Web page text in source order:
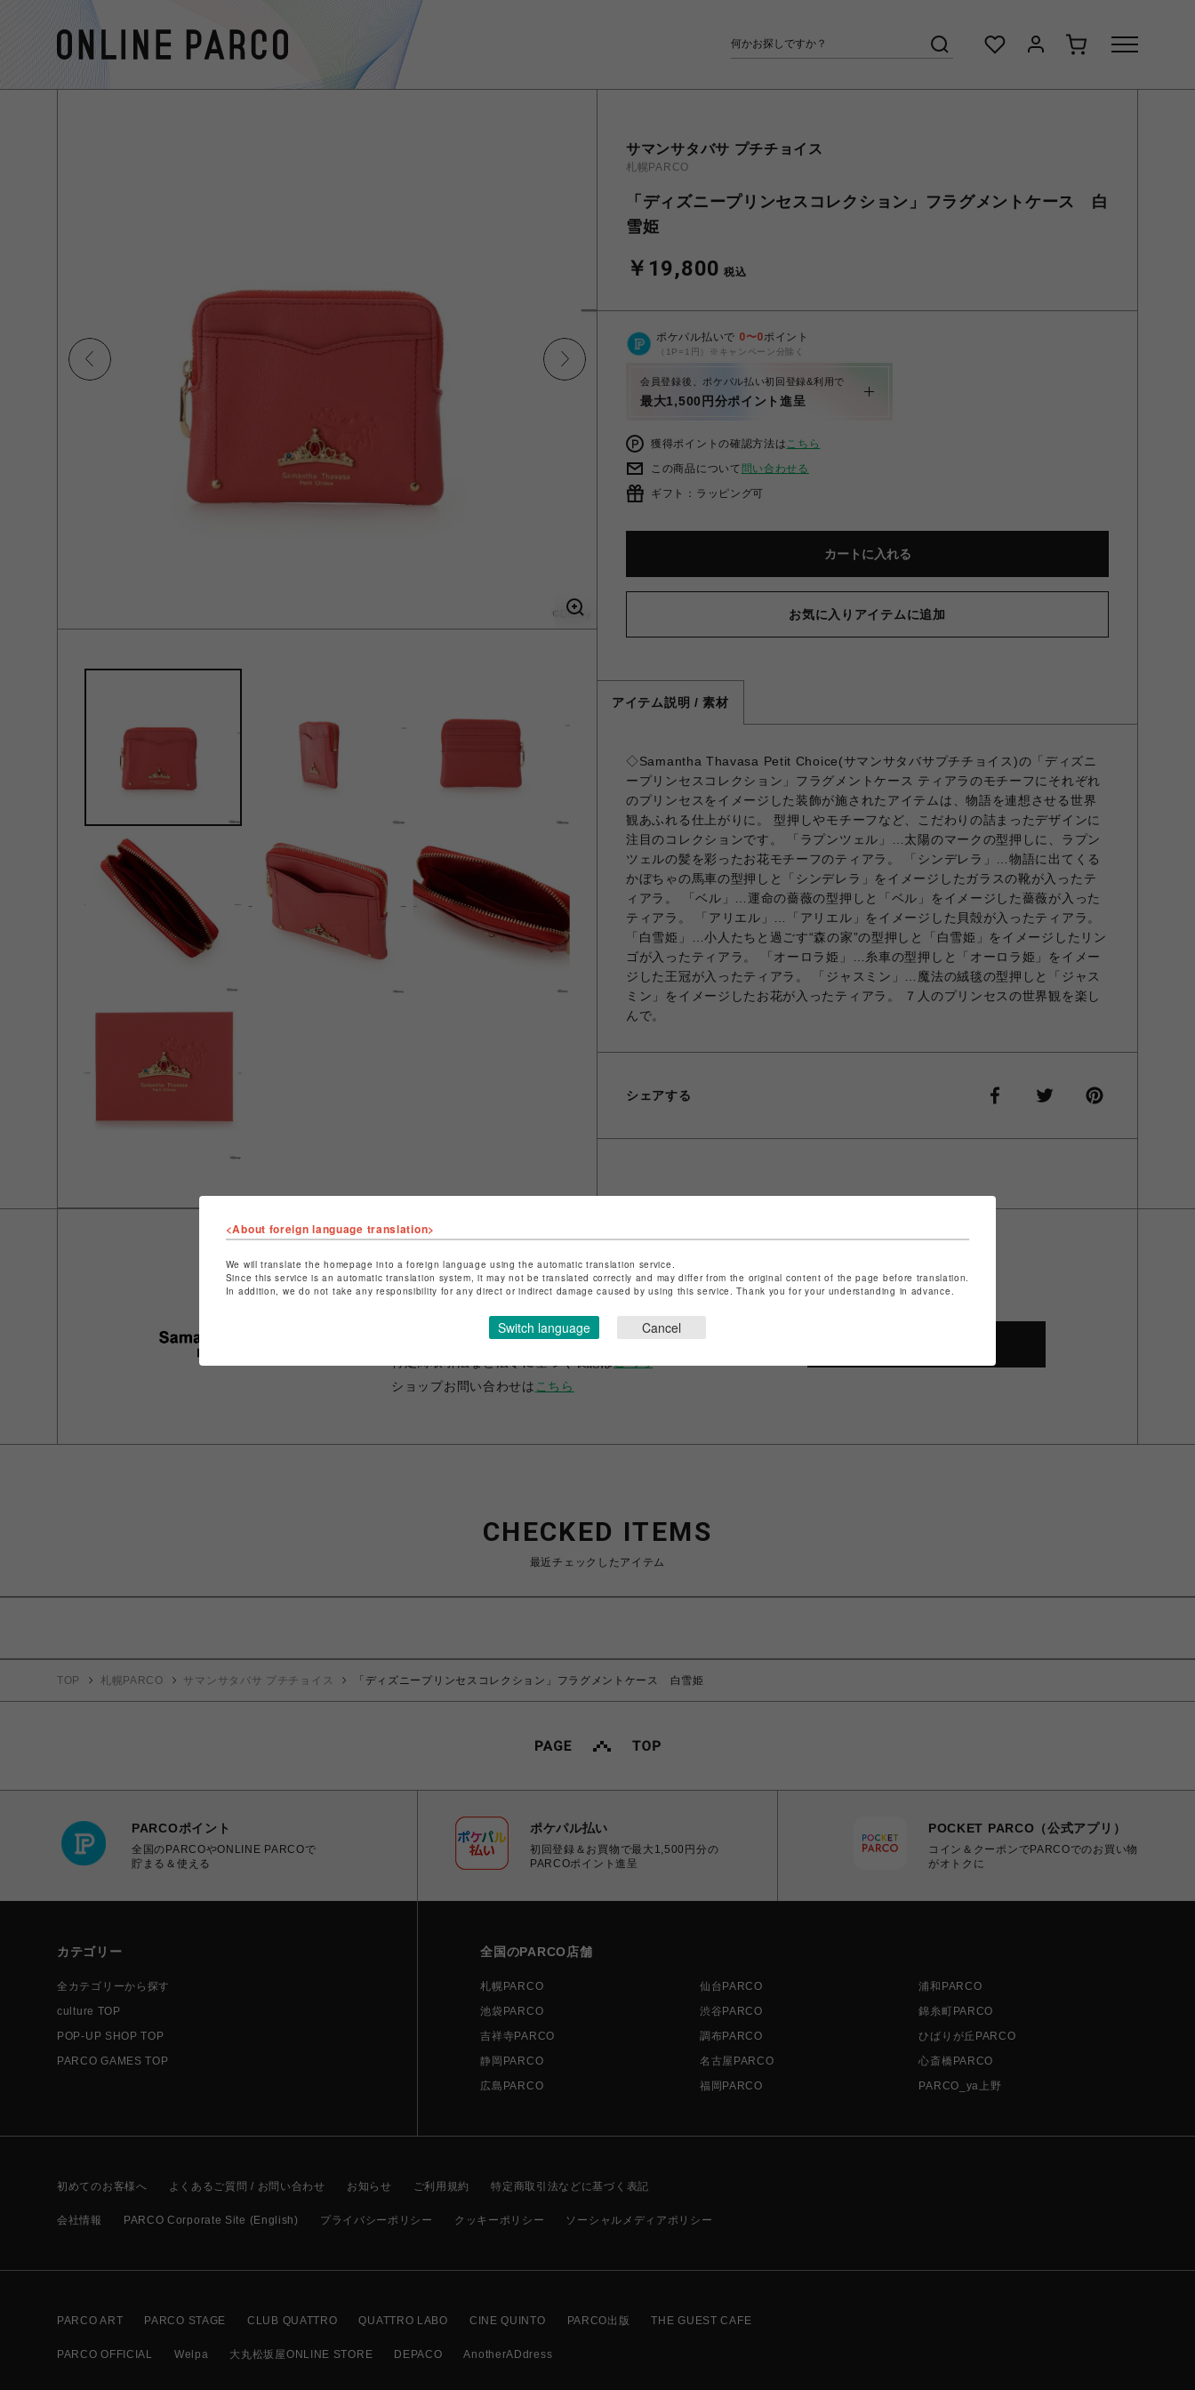
サマンサタバサ プチチョイス
札幌PARCO
「ディズニープリンセスコレクション」フラグメントケース 白
雪姫
￥19,800 税込
ポケパル払いで 0〜0ポイント
（1P=1円）※キャンペーン分除く
会員登録後、ポケパル払い初回登録&利用で
最大1,500円分ポイント進呈
獲得ポイントの確認方法はこちら
この商品について 問い合わせる
ギフト：ラッピング可
カートに入れる
お気に入りアイテムに追加
アイテム説明 / 素材
◇Samantha Thavasa Petit Choice(サマンサタバサプチチョイス)の「ディズニ
ープリンセスコレクション」フラグメントケース ティアラのモチーフにそれぞれ
のプリンセスをイメージした装飾が施されたアイテムは、物語を連想させる世界
観あふれる仕上がりに。 型押しやモチーフなど、こだわりの詰まったデザインに
注目のコレクションです。 「ラプンツェル」…太陽のマークの型押しに、ラプン
ツェルの髪を彩ったお花モチーフのティアラ。 「シンデレラ」…物語に出てくる
かぼちゃの馬車の型押しと「シンデレラ」をイメージしたガラスの靴が入ったテ
ィアラ。 「ベル」…運命の薔薇の型押しと「ベル」をイメージした薔薇が入った
ティアラ。 「アリエル」…「アリエル」をイメージした貝殻が入ったティアラ。
「白雪姫」…小人たちと過ごす“森の家”の型押しと「白雪姫」をイメージしたリン
ゴが入ったティアラ。 「オーロラ姫」…糸車の型押しと「オーロラ姫」をイメー
ジした王冠が入ったティアラ。 「ジャスミン」…魔法の絨毯の型押しと「ジャス
ミン」をイメージしたお花が入ったティアラ。 ７人のプリンセスの世界観を楽し
んで。
シェアする
札幌PARCO
ショップお問い合わせは こちら
CHECKED ITEMS
最近チェックしたアイテム
TOP 札幌PARCO サマンサタバサ プチチョイス 「ディズニープリンセスコレクション」フラグメントケース 白雪姫
PARCOポイント
全国のPARCOやONLINE PARCOで
貯まる＆使える
ポケパル払い
初回登録＆お買物で最大1,500円分の
PARCOポイント進呈
POCKET PARCO（公式アプリ）
コイン＆クーポンでPARCOでのお買い物
がオトクに
カテゴリー
全カテゴリーから探す
culture TOP
POP-UP SHOP TOP
PARCO GAMES TOP
全国のPARCO店舗
札幌PARCO 仙台PARCO
浦和PARCO
池袋PARCO
渋谷PARCO
錦糸町PARCO
吉祥寺PARCO
調布PARCO
ひばりが丘PARCO
静岡PARCO
名古屋PARCO
心斎橋PARCO
広島PARCO
福岡PARCO PARCO_ya上野
初めてのお客様へ よくあるご質問 / お問い合わせ お知らせ ご利用規約 特定商取引法などに基づく表記
会社情報 PARCO Corporate Site (English) プライバシーポリシー クッキーポリシー ソーシャルメディアポリシー
PARCO ART PARCO STAGE CLUB QUATTRO QUATTRO LABO CINE QUINTO PARCO出版 THE GUEST CAFE
PARCO OFFICIAL Welpa 大丸松坂屋ONLINE STORE DEPACO AnotherADdress
<About foreign language translation>
We will translate the homepage into a foreign language using the automatic translation service.
Since this service is an automatic translation system, it may not be translated correctly and may differ from the original content of the page before translation.
In addition, we do not take any responsibility for any direct or indirect damage caused by using this service. Thank you for your understanding in advance.
Switch language Cancel